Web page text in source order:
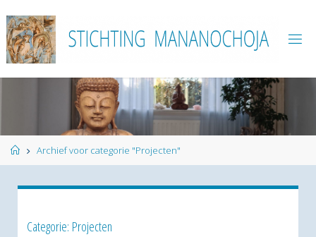
naar
de
inhoud
HomeArchief voor categorie "Projecten"
Categorie: Projecten